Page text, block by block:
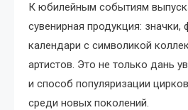
К юбилейным событиям
сувенирная продукция: значки,
календари с символикой
артистов. Это не только дань
и способ популяризации
среди новых поколений.